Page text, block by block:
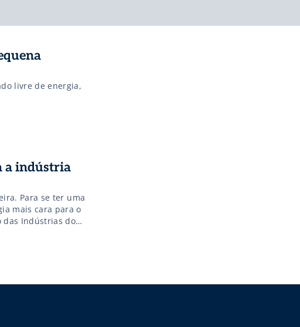
livre de energia,
a indústria
Para se ter uma
mais cara para o
das Indústrias do
chegou a […]